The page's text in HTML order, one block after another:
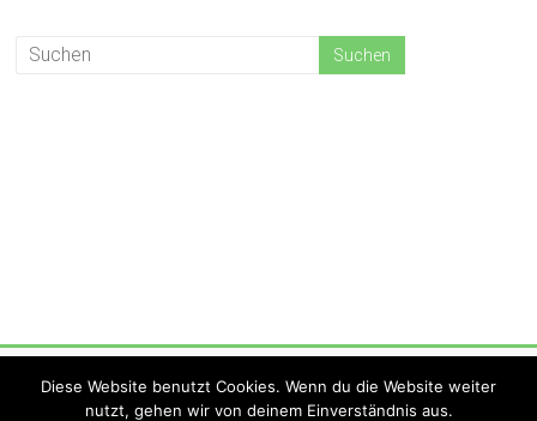
Theme:Acceleratevon ThemeGrill. Präsentiert vonWordPress.
Diese Website benutzt Cookies. Wenn du die Website weiter
nutzt, gehen wir von deinem Einverständnis aus.